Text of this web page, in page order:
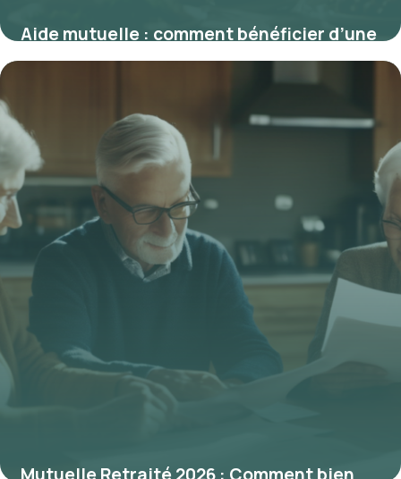
Aide mutuelle : comment bénéficier d’une
meilleure santé grâce à l’entraide
9 février 2026